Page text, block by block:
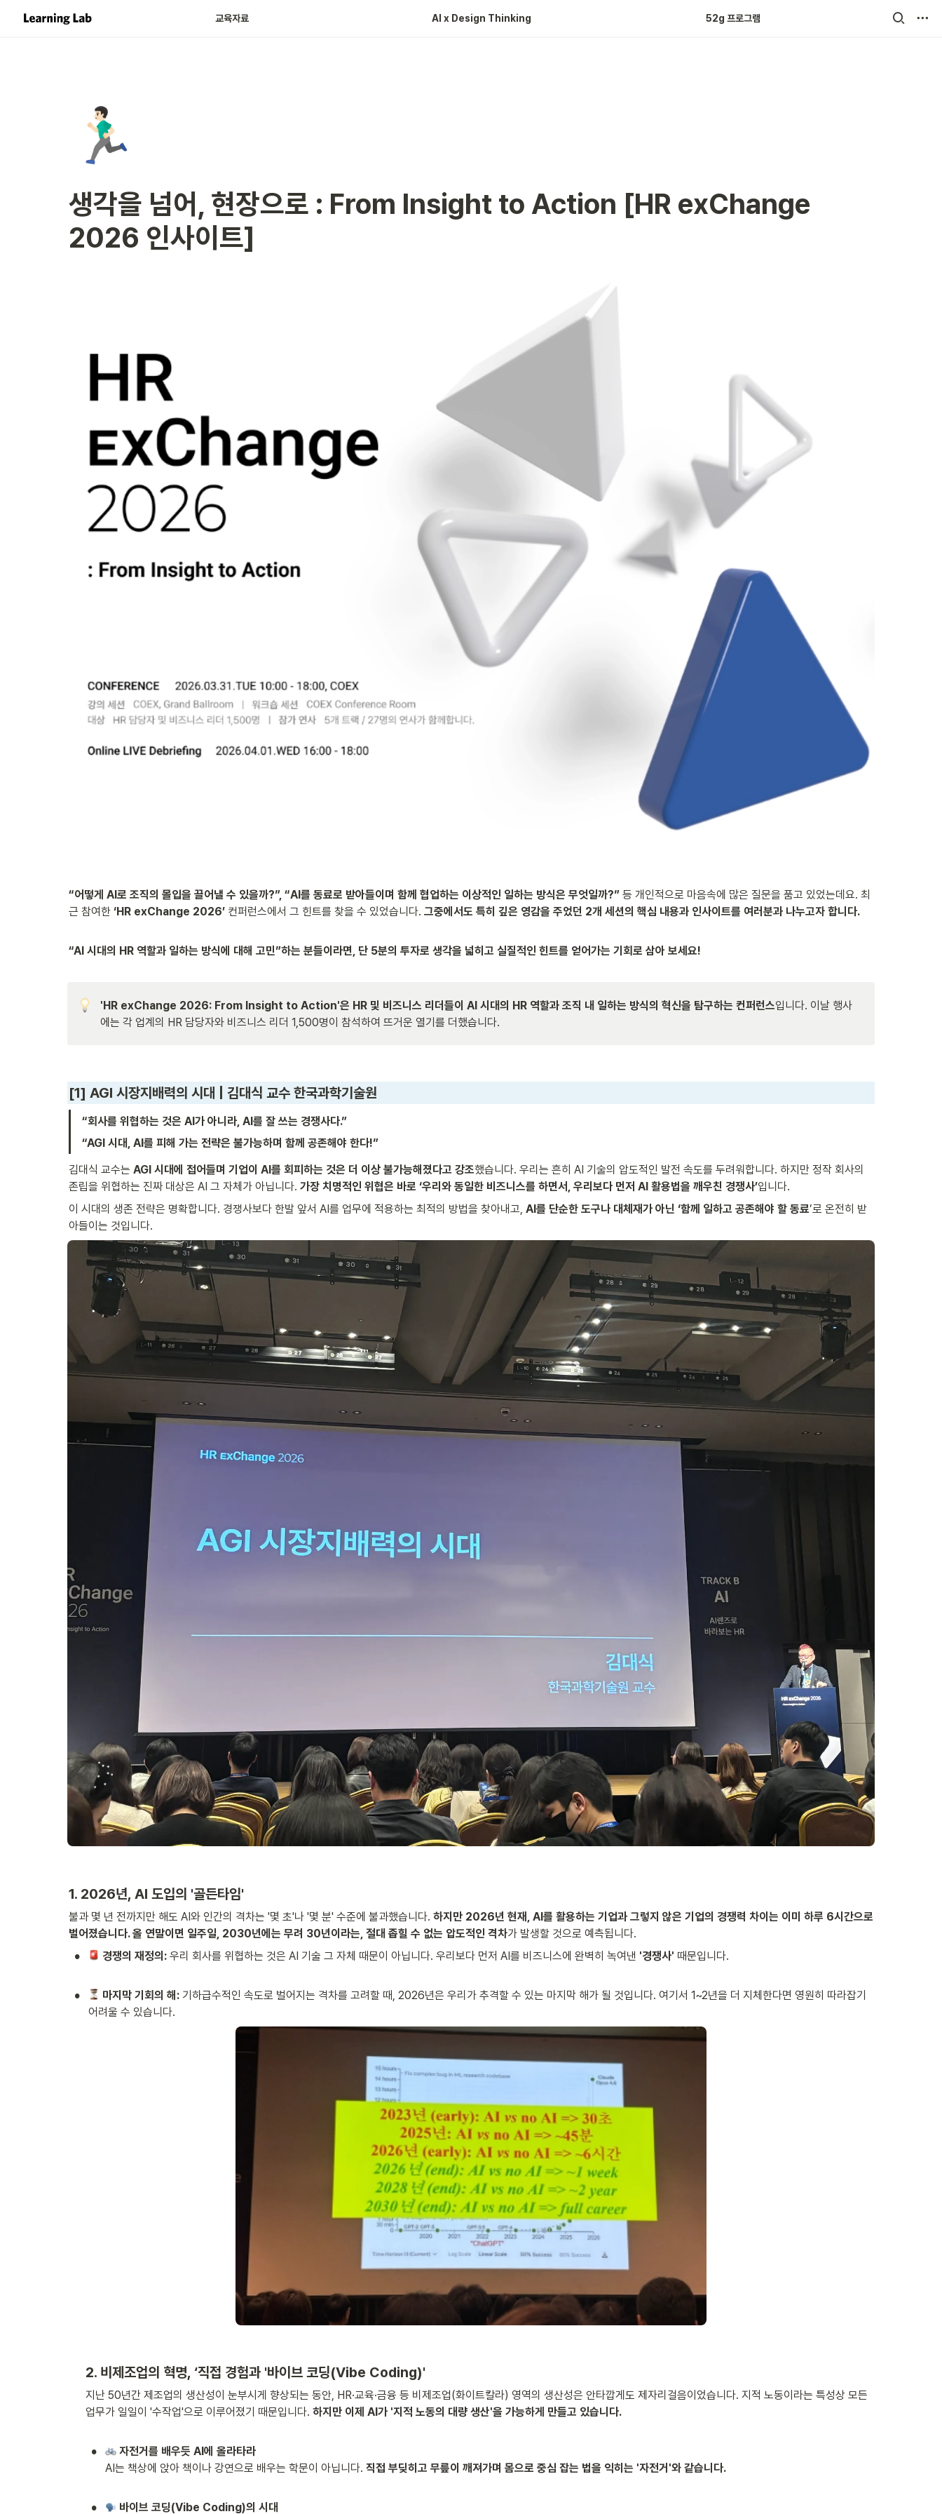
교육자료 AI x Design Thinking 52g 프로그램
52g 크루 튼튼쑥쑥
🏃🏻‍♂️
생각을 넘어, 현장으로 : From Insight to Action [HR exChange
2026 인사이트]
“어떻게 AI로 조직의 몰입을 끌어낼 수 있을까?”, “AI를 동료로 받아들이며 함께 협업하는 이상적인 일하는 방식은 무엇일까?” 등 개인적으로 마음속에 많은 질문을 품고 있었는데요. 최
근 참여한 ‘HR exChange 2026’ 컨퍼런스에서 그 힌트를 찾을 수 있었습니다. 그중에서도 특히 깊은 영감을 주었던 2개 세션의 핵심 내용과 인사이트를 여러분과 나누고자 합니다.
“AI 시대의 HR 역할과 일하는 방식에 대해 고민”하는 분들이라면, 단 5분의 투자로 생각을 넓히고 실질적인 힌트를 얻어가는 기회로 삼아 보세요!
'HR exChange 2026: From Insight to Action'은 HR 및 비즈니스 리더들이 AI 시대의 HR 역할과 조직 내 일하는 방식의 혁신을 탐구하는 컨퍼런스입니다. 이날 행사
에는 각 업계의 HR 담당자와 비즈니스 리더 1,500명이 참석하여 뜨거운 열기를 더했습니다.
[1] AGI 시장지배력의 시대 | 김대식 교수 한국과학기술원
“회사를 위협하는 것은 AI가 아니라, AI를 잘 쓰는 경쟁사다.”
“AGI 시대, AI를 피해 가는 전략은 불가능하며 함께 공존해야 한다!”
김대식 교수는 AGI 시대에 접어들며 기업이 AI를 회피하는 것은 더 이상 불가능해졌다고 강조했습니다. 우리는 흔히 AI 기술의 압도적인 발전 속도를 두려워합니다. 하지만 정작 회사의
존립을 위협하는 진짜 대상은 AI 그 자체가 아닙니다. 가장 치명적인 위협은 바로 ‘우리와 동일한 비즈니스를 하면서, 우리보다 먼저 AI 활용법을 깨우친 경쟁사’입니다.
이 시대의 생존 전략은 명확합니다. 경쟁사보다 한발 앞서 AI를 업무에 적용하는 최적의 방법을 찾아내고, AI를 단순한 도구나 대체재가 아닌 ‘함께 일하고 공존해야 할 동료’로 온전히 받
아들이는 것입니다.
1. 2026년, AI 도입의 '골든타임'
불과 몇 년 전까지만 해도 AI와 인간의 격차는 '몇 초'나 '몇 분' 수준에 불과했습니다. 하지만 2026년 현재, AI를 활용하는 기업과 그렇지 않은 기업의 경쟁력 차이는 이미 하루 6시간으로
벌어졌습니다. 올 연말이면 일주일, 2030년에는 무려 30년이라는, 절대 좁힐 수 없는 압도적인 격차가 발생할 것으로 예측됩니다.
• 경쟁의 재정의: 우리 회사를 위협하는 것은 AI 기술 그 자체 때문이 아닙니다. 우리보다 먼저 AI를 비즈니스에 완벽히 녹여낸 '경쟁사' 때문입니다.
• 마지막 기회의 해: 기하급수적인 속도로 벌어지는 격차를 고려할 때, 2026년은 우리가 추격할 수 있는 마지막 해가 될 것입니다. 여기서 1~2년을 더 지체한다면 영원히 따라잡기
어려울 수 있습니다.
2. 비제조업의 혁명, ‘직접 경험과 '바이브 코딩(Vibe Coding)'
지난 50년간 제조업의 생산성이 눈부시게 향상되는 동안, HR·교육·금융 등 비제조업(화이트칼라) 영역의 생산성은 안타깝게도 제자리걸음이었습니다. 지적 노동이라는 특성상 모든
업무가 일일이 '수작업'으로 이루어졌기 때문입니다. 하지만 이제 AI가 '지적 노동의 대량 생산'을 가능하게 만들고 있습니다.
•
자전거를 배우듯 AI에 올라타라
AI는 책상에 앉아 책이나 강연으로 배우는 학문이 아닙니다. 직접 부딪히고 무릎이 깨져가며 몸으로 중심 잡는 법을 익히는 '자전거'와 같습니다.
• 바이브 코딩(Vibe Coding)의 시대